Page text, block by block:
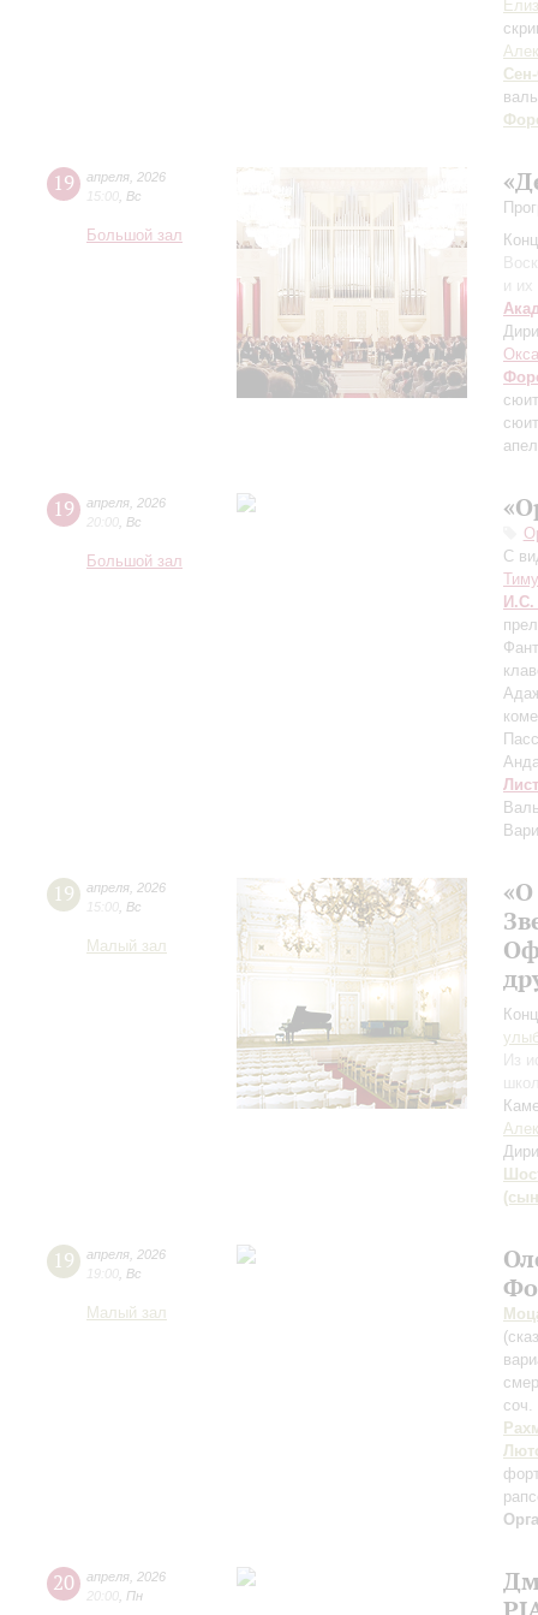
19 апреля 2026
15:00 Вс
Большой зал
и их
19 апреля 2026
20:00 Вс
Большой зал
С
И.С.
Лист
19 апреля 2026
15:00 Вс
Малый зал
«О
Из
19 апреля 2026
19:00 Вс
Малый зал
20 апреля 2026
20:00 Пн